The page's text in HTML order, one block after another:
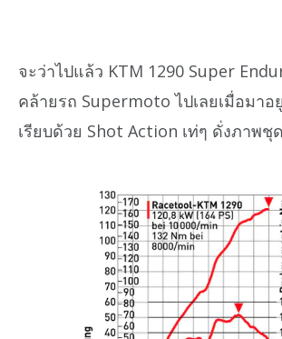
จะว่าไปแล้ว KTM 1290 Super
คล้ายรถ Supermoto ไปเลยเมื่อมาอ
เรียบด้วย Shot Action เท่ๆ ดั่งภาพชุ